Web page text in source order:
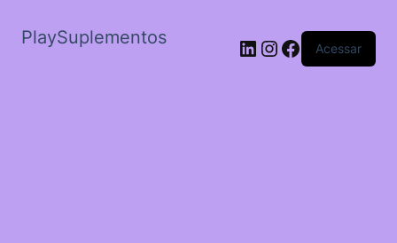
PlaySuplementos LinkedIn
Instagram
Facebook
Acessar